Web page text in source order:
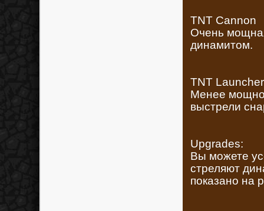
TNT Cannon
Очень
динамитом.
TNT Launcher
Менее
выстрели
Upgrades:
Вы можете
стреляют
показано на